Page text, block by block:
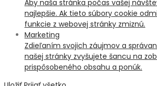
Aby naša stránka počas vašej
najlepšie. Ak tieto súbory cookie
funkcie z webovej stránky zmiznú.
Marketing
Zdieľaním svojich záujmov a
našej stránky zvyšujete šancu na
prispôsobeného obsahu a ponúk.